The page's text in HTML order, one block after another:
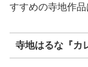
すすめの寺地作品
寺地はるな『カ